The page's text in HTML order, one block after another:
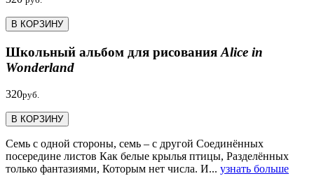
В КОРЗИНУ
Школьный альбом для рисования Alice in
Wonderland
320руб.
В КОРЗИНУ
Семь с одной стороны, семь – с другой Соединённых
посередине листов Как белые крылья птицы, Разделённых
только фантазиями, Которым нет числа. И... узнать больше